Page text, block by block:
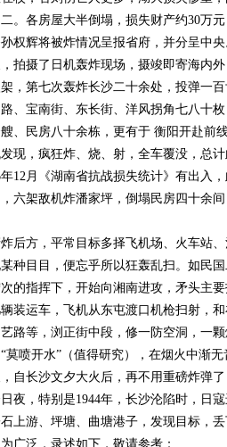
。各房屋大半倒塌，损失财产约30万
权辉将被炸情况呈报省府，并分呈中
拍摄了日机轰炸现场，摄竣即寄海内
，第七次轰炸长沙二十余处，投弹一
、宝南街、东长街、洋风拐角七八十
、民房八十余栋，更有于 衡阳开赴前
现，疯狂炸、烧、射，全车覆没，总
12月《湖南省抗战损失统计》有出入
六架敌机炸潘家坪，倒塌民房四十余
方，平常目标多择飞机场、火车站、
种目目，便忘乎所以狂轰乱扫。如民
的指挥下，开始向湘南进攻，矛头主
装运车，飞机从东屯渡口机枪扫射，
路等，浏正街中段，修一防空洞，一
莫喷开水”（值得研究），在烟火中渐
自长沙文夕大火后，再不用重磅炸弹
夜，特别是1944年，长沙沦陷时，日
上游、坪塘、曲塘港子，发现目标，
广泛，录述如下，敬请参考：